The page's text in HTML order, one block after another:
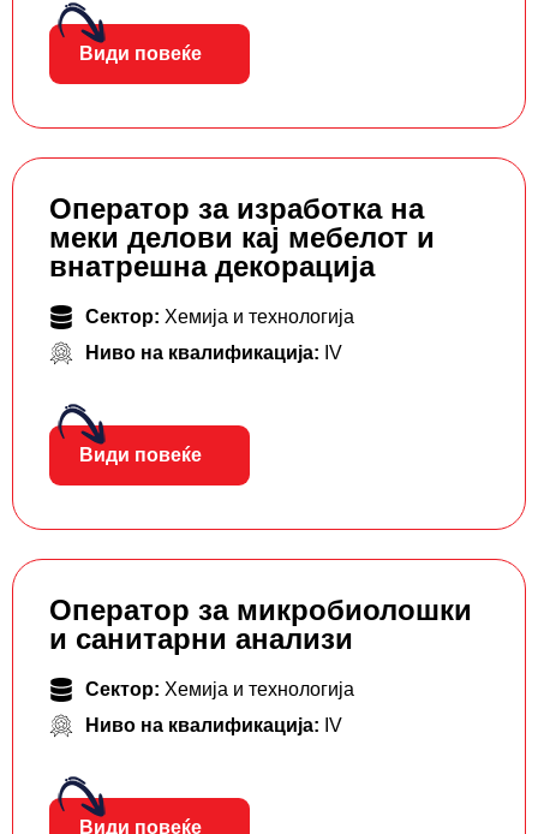
Види повеќе
Оператор за изработка на
меки делови кај мебелот и
внатрешна декорација
Сектор: Хемија и технологија
Ниво на квалификација: IV
Види повеќе
Оператор за микробиолошки
и санитарни анализи
Сектор: Хемија и технологија
Ниво на квалификација: IV
Види повеќе